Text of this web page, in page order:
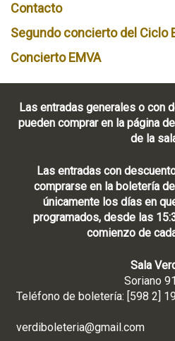
Contacto
Segundo concierto del Ciclo
Concierto EMVA
Las entradas generales o con
pueden comprar en la página
de la
Las entradas con
comprarse en la boletería
únicamente los días en
programados, desde las
comienzo de
Sala
Soriano
Teléfono de boletería:
verdiboleteria@gmail.com